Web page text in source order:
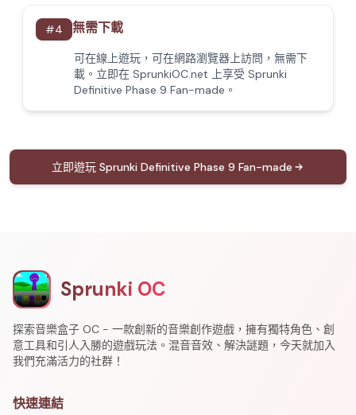
#4 無需下載
可在線上遊玩，可在網路瀏覽器上訪問，無需下
載。立即在 SprunkiOC.net 上享受 Sprunki
Definitive Phase 9 Fan-made。
立即遊玩 Sprunki Definitive Phase 9 Fan-made
Sprunki OC
探索音樂盒子 OC - 一款創新的音樂創作遊戲，擁有獨特角色、創
意工具和引人入勝的遊戲玩法。混音音效、解決謎題，今天就加入
我們充滿活力的社群！
快速連結